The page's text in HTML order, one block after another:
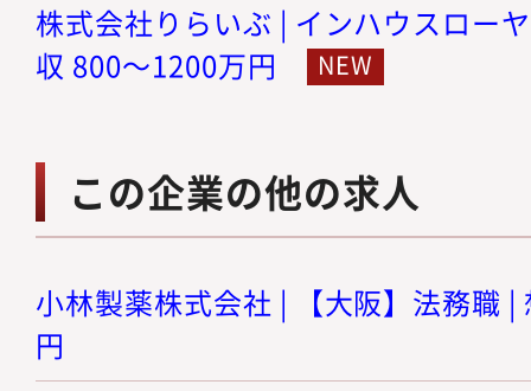
株式会社りらいぶ | インハウスロー
収 800～1200万円
この企業の他の求人
小林製薬株式会社 | 【大阪】法務職
円